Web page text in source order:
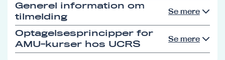
Generel information om
tilmelding
Se mere
Optagelsesprincipper for
AMU-kurser hos UCRS
Se mere